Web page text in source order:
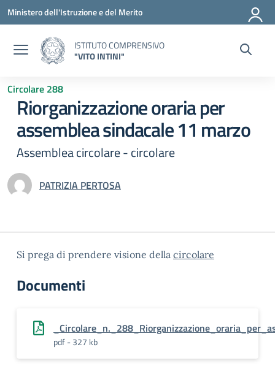
Vai ai contenuti
Vai al menu di navigazione
Vai al footer
Ministero dell'Istruzione e del Merito
ISTITUTO COMPRENSIVO
"VITO INTINI"
Circolare 288
Riorganizzazione oraria per
assemblea sindacale 11 marzo
Assemblea circolare - circolare
PATRIZIA PERTOSA
Si prega di prendere visione della circolare
Documenti
pdf - 327 kb